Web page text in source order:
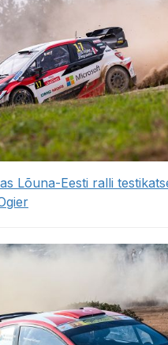
Lõuna-Eesti ralli